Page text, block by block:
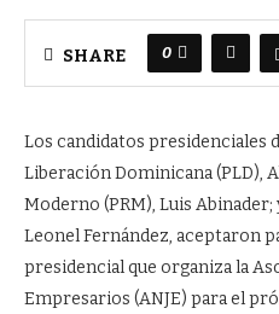
SHARE 0
Los candidatos presidenciales
Liberación Dominicana (PLD),
Moderno (PRM), Luis Abinader;
Leonel Fernández, aceptaron
presidencial que organiza la
Empresarios (ANJE) para el